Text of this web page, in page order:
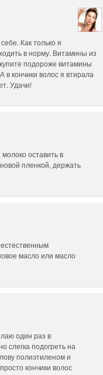
Как только я
в норму. Витамины из
подороже витамины
кончики волос я втирала
Удачи!
оставить в
пленкой, держать
масло или масло
один раз в
слегка подогреть на
полиэтиленом и
кончики волос